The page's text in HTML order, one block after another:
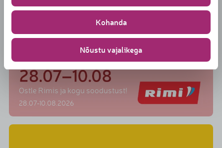
Kohanda
Nõustu vajalikega
Ostle Rimis ja kogu soodustust!
28.07-10.08.2026